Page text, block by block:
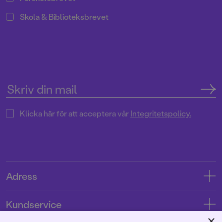
Skola & Biblioteksbrevet
Klicka här för att acceptera vårIntegritetspolicy.
Adress
Kundservice